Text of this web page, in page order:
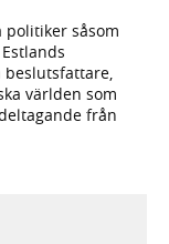
såsom
beslutsfattare,
världen som
från